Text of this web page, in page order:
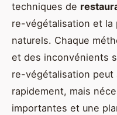
techniques de
re-végétalisation et la
naturels. Chaque
et des inconvénients
re-végétalisation peut
rapidement, mais
importantes et une